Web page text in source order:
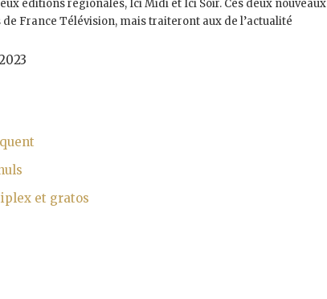
éditions régionales, Ici Midi et Ici Soir. Ces deux nouveaux
France Télévision, mais traiteront aux de l’actualité
et gratos